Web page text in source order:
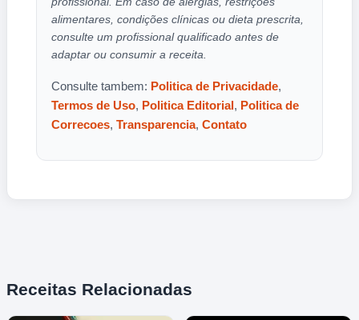
alimentares, condições clínicas ou dieta prescrita,
consulte um profissional qualificado antes de
adaptar ou consumir a receita.
Consulte tambem: Politica de Privacidade,
Termos de Uso, Politica Editorial, Politica de
Correcoes, Transparencia, Contato
Receitas Relacionadas